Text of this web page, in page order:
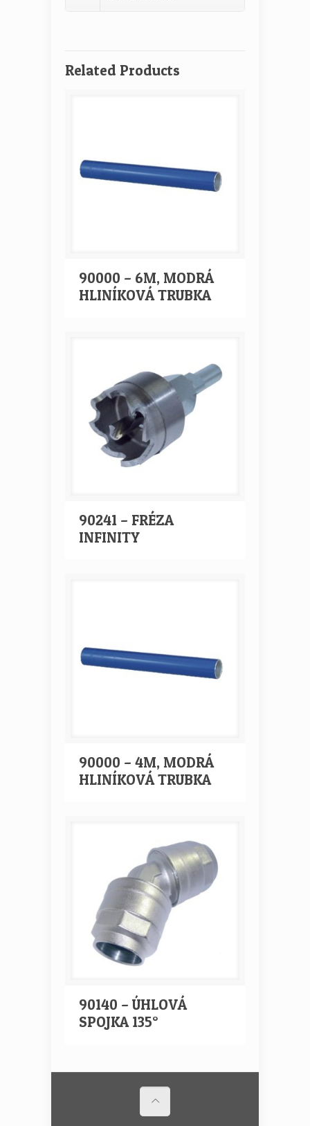
Related Products
90000 – 6M, MODRÁ
HLINÍKOVÁ TRUBKA
90241 – FRÉZA
INFINITY
90000 – 4M, MODRÁ
HLINÍKOVÁ TRUBKA
90140 – ÚHLOVÁ
SPOJKA 135°